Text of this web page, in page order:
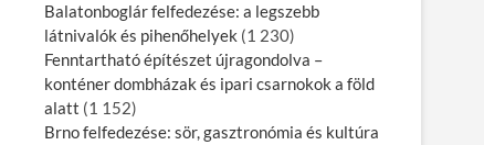
Balatonboglár felfedezése: a legszebb
látnivalók és pihenőhelyek (1 230)
Fenntartható építészet újragondolva –
konténer dombházak és ipari csarnokok a föld
alatt (1 152)
Brno felfedezése: sör, gasztronómia és kultúra